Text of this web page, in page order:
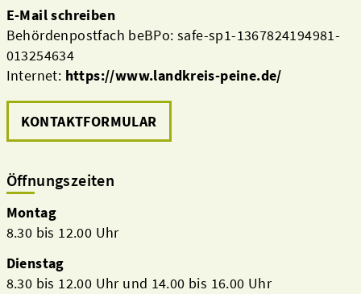
E-Mail schreiben
Behördenpostfach beBPo: safe-sp1-1367824194981-
013254634
Internet: https://www.landkreis-peine.de/
KONTAKTFORMULAR
Öffnungszeiten
Montag
8.30 bis 12.00 Uhr
Dienstag
8.30 bis 12.00 Uhr und 14.00 bis 16.00 Uhr